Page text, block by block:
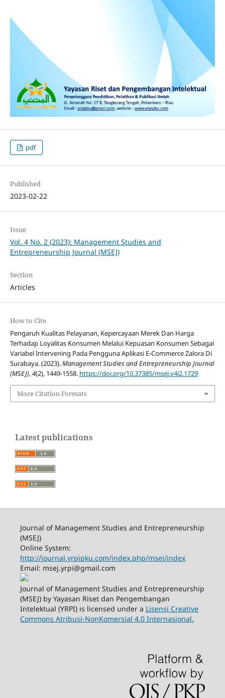
pdf
Published
2023-02-22
Issue
Vol. 4 No. 2 (2023): Management Studies and
Entrepreneurship Journal (MSEJ)
Section
Articles
How to Cite
Pengaruh Kualitas Pelayanan, Kepercayaan Merek Dan Harga
Terhadap Loyalitas Konsumen Melalui Kepuasan Konsumen Sebagai
Variabel Intervening Pada Pengguna Aplikasi E-Commerce Zalora Di
Surabaya. (2023).Management Studies and Entrepreneurship Journal
(MSEJ),4(2), 1449-1558. https://doi.org/10.37385/msej.v4i2.1729
More Citation Formats
Latest publications
Journal of Management Studies and Entrepreneurship
(MSEJ)
Online System:
http://journal.yrpipku.com/index.php/msej/index
Email: msej.yrpi@gmail.com
Journal of Management Studies and Entrepreneurship
(MSEJ) by Yayasan Riset dan Pengembangan
Intelektual (YRPI) is licensed under a Lisensi Creative
Commons Atribusi-NonKomersial 4.0 Internasional.